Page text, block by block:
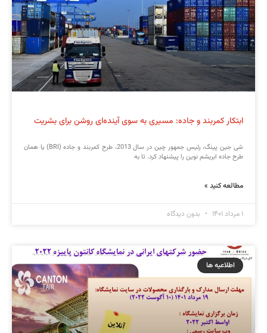
ابتکار کمربند و جاده: مسیری به سوی آینده‌ای روشن برای بشریت
شی جین پینگ، رئیس جمهور چین در سال 2013، طرح کمربند و جاده (BRI) یا همان
طرح جاده ابریشم نوین را پیشنهاد کرد. تا به
مطالعه کنید »
۱ مرداد ۱۴۰۱ بدون دیدگاه
اطلاعیه ها